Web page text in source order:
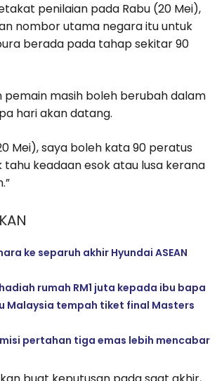
penilaian pada Rabu (20 Mei),
nombor utama negara itu untuk
berada pada tahap sekitar 90
pemain masih boleh berubah dalam
hari akan datang.
Mei), saya boleh kata 90 peratus
keadaan esok atau lusa kerana
ke separuh akhir Hyundai ASEAN
rumah RM1 juta kepada ibu bapa
Malaysia tempah tiket final Masters
misi pertahan tiga emas lebih mencabar